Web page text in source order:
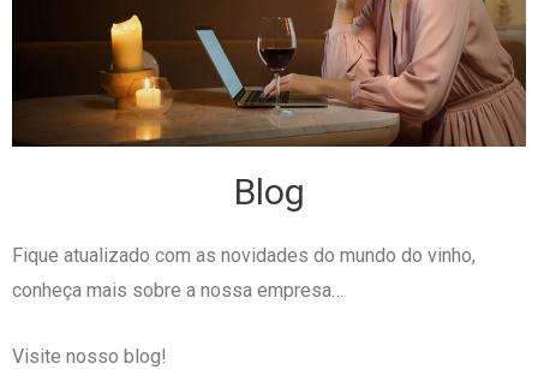
Blog
Fique atualizado com as novidades do mundo do vinho,
conheça mais sobre a nossa empresa…
Visite nosso blog!